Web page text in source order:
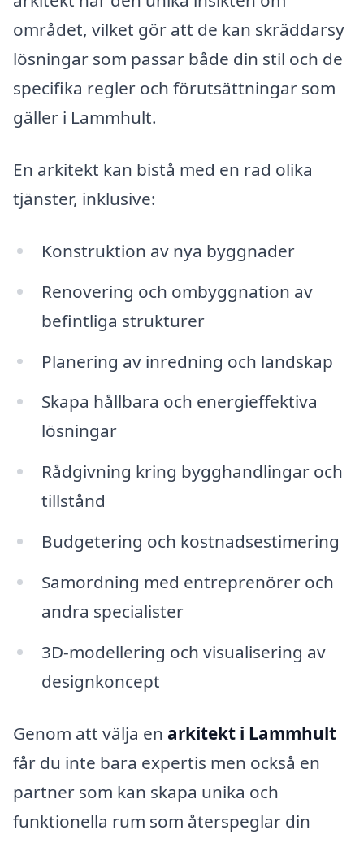
området, vilket gör att de kan skräddarsy
lösningar som passar både din stil och de
specifika regler och förutsättningar som
gäller i Lammhult.
En arkitekt kan bistå med en rad olika
tjänster, inklusive:
Konstruktion av nya byggnader
Renovering och ombyggnation av
befintliga strukturer
Planering av inredning och landskap
Skapa hållbara och energieffektiva
lösningar
Rådgivning kring bygghandlingar och
tillstånd
Budgetering och kostnadsestimering
Samordning med entreprenörer och
andra specialister
3D-modellering och visualisering av
designkoncept
Genom att välja en arkitekt i Lammhult
får du inte bara expertis men också en
partner som kan skapa unika och
funktionella rum som återspeglar din